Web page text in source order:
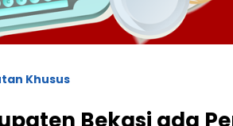
Khusus